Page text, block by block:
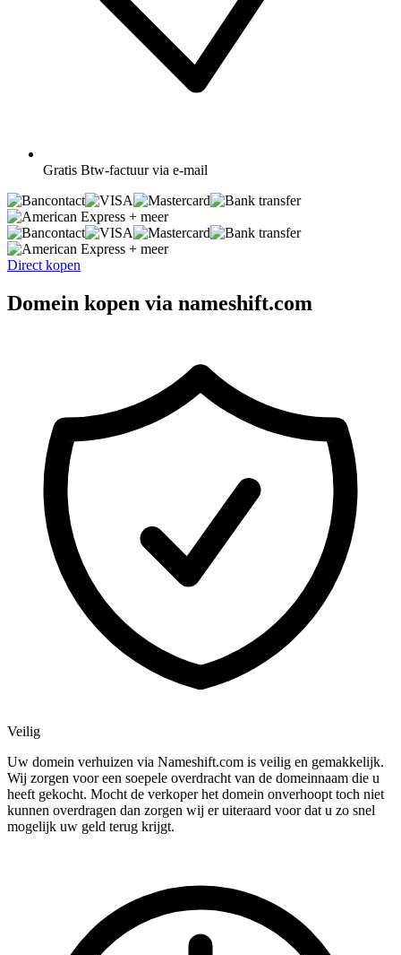
Gratis Btw-factuur via e-mail
+ meer
+ meer
Direct kopen
Domein kopen via nameshift.com
Veilig
Uw domein verhuizen via Nameshift.com is veilig en gemakkelijk.
Wij zorgen voor een soepele overdracht van de domeinnaam die u
heeft gekocht. Mocht de verkoper het domein onverhoopt toch niet
kunnen overdragen dan zorgen wij er uiteraard voor dat u zo snel
mogelijk uw geld terug krijgt.